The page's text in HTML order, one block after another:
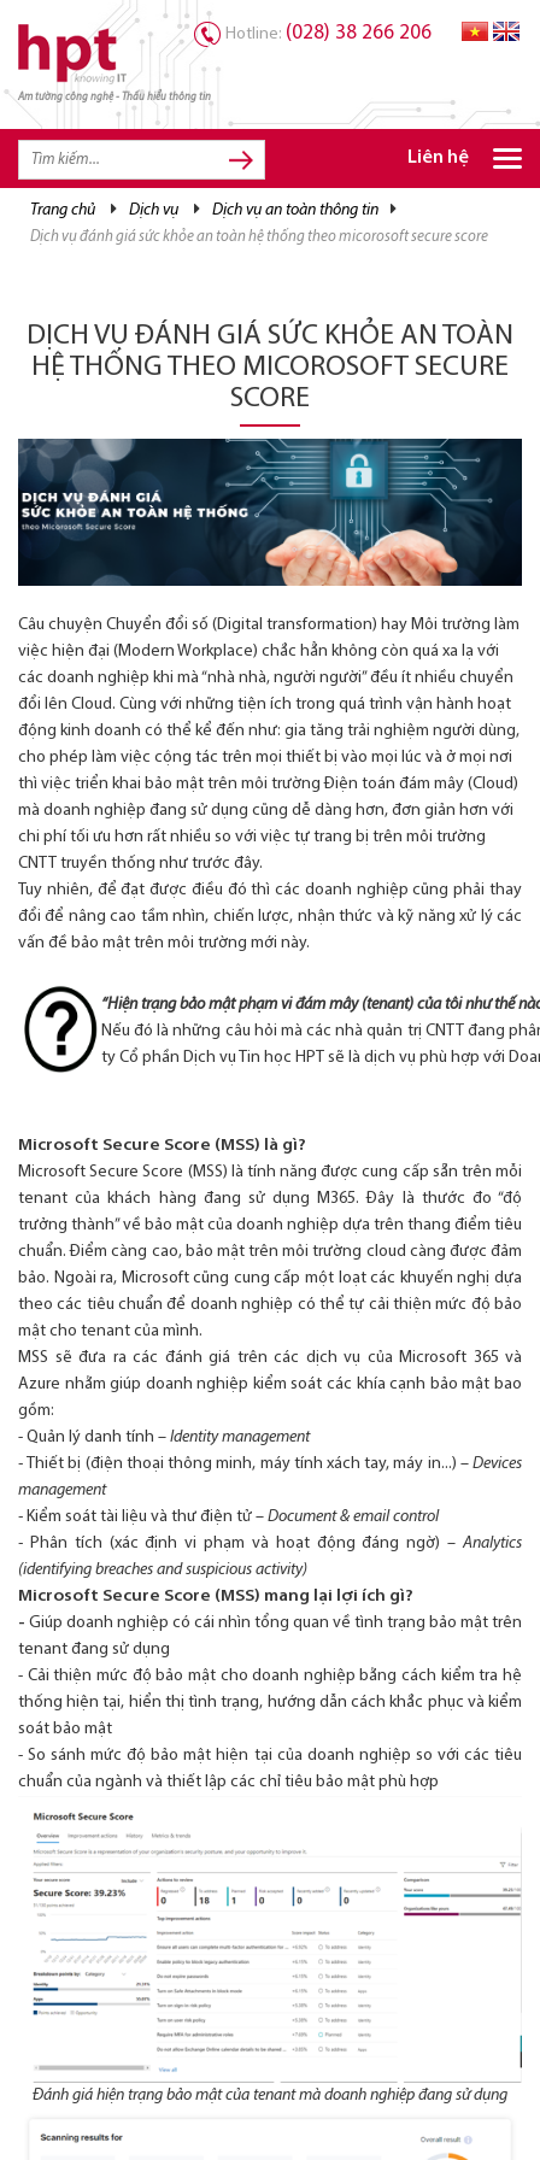
Am tường công nghệ - Thấu hiểu thông tin
Hotline: (028) 38 266 206
Liên hệ
trang chủ dịch vụ dịch vụ an toàn thông tin
dịch vụ đánh giá sức khỏe an toàn hệ thống theo micorosoft secure score
DỊCH VỤ ĐÁNH GIÁ SỨC KHỎE AN TOÀN
HỆ THỐNG THEO MICOROSOFT SECURE
SCORE
Câu chuyện Chuyển đổi số (Digital transformation) hay Môi trường làm
việc hiện đại (Modern Workplace) chắc hẳn không còn quá xa lạ với
các doanh nghiệp khi mà “nhà nhà, người người” đều ít nhiều chuyển
đổi lên Cloud. Cùng với những tiện ích trong quá trình vận hành hoạt
động kinh doanh có thể kể đến như: gia tăng trải nghiệm người dùng,
cho phép làm việc cộng tác trên mọi thiết bị vào mọi lúc và ở mọi nơi
thì việc triển khai bảo mật trên môi trường Điện toán đám mây (Cloud)
mà doanh nghiệp đang sử dụng cũng dễ dàng hơn, đơn giản hơn với
chi phí tối ưu hơn rất nhiều so với việc tự trang bị trên môi trường
CNTT truyền thống như trước đây.
Tuy nhiên, để đạt được điều đó thì các doanh nghiệp cũng phải thay
đổi để nâng cao tầm nhìn, chiến lược, nhận thức và kỹ năng xử lý các
vấn đề bảo mật trên môi trường mới này.
“Hiện trạng bảo mật phạm vi đám mây (tenant) của tôi như thế
Nếu đó là những câu hỏi mà các nhà quản trị CNTT đang
ty Cổ phần Dịch vụ Tin học HPT sẽ là dịch vụ phù hợp với
Microsoft Secure Score (MSS) là gì?
Microsoft Secure Score (MSS) là tính năng được cung cấp sẵn trên mỗi
tenant của khách hàng đang sử dụng M365. Đây là thước đo “độ
trưởng thành” về bảo mật của doanh nghiệp dựa trên thang điểm tiêu
chuẩn. Điểm càng cao, bảo mật trên môi trường cloud càng được đảm
bảo. Ngoài ra, Microsoft cũng cung cấp một loạt các khuyến nghị dựa
theo các tiêu chuẩn để doanh nghiệp có thể tự cải thiện mức độ bảo
mật cho tenant của mình.
MSS sẽ đưa ra các đánh giá trên các dịch vụ của Microsoft 365 và
Azure nhằm giúp doanh nghiệp kiểm soát các khía cạnh bảo mật bao
gồm:
- Quản lý danh tính – Identity management
-
Thiết bị (điện thoại thông minh, máy tính xách tay, máy in...) –Devices
management
- Kiểm soát tài liệu và thư điện tử – Document & email control
- Phân tích (xác định vi phạm và hoạt động đáng ngờ)– Analytics
(identifying breaches and suspicious activity)
Microsoft Secure Score (MSS) mang lại lợi ích gì?
- Giúp doanh nghiệp có cái nhìn tổng quan về tình trạng bảo mật trên
tenant đang sử dụng
- Cải thiện mức độ bảo mật cho doanh nghiệp bằng cách kiểm tra hệ
thống hiện tại, hiển thị tình trạng, hướng dẫn cách khắc phục và kiểm
soát bảo mật
- So sánh mức độ bảo mật hiện tại của doanh nghiệp so với các tiêu
chuẩn của ngành và thiết lập các chỉ tiêu bảo mật phù hợp
Đánh giá hiện trạng bảo mật của tenant mà doanh nghiệp đang sử dụng
TRANG CHỦ
TRANG CHỦ
GIẢI PHÁP
TRI THỨC
CƠ HỘI NGHỀ NGHIỆP